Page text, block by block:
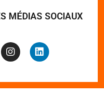
MÉDIAS SOCIAUX